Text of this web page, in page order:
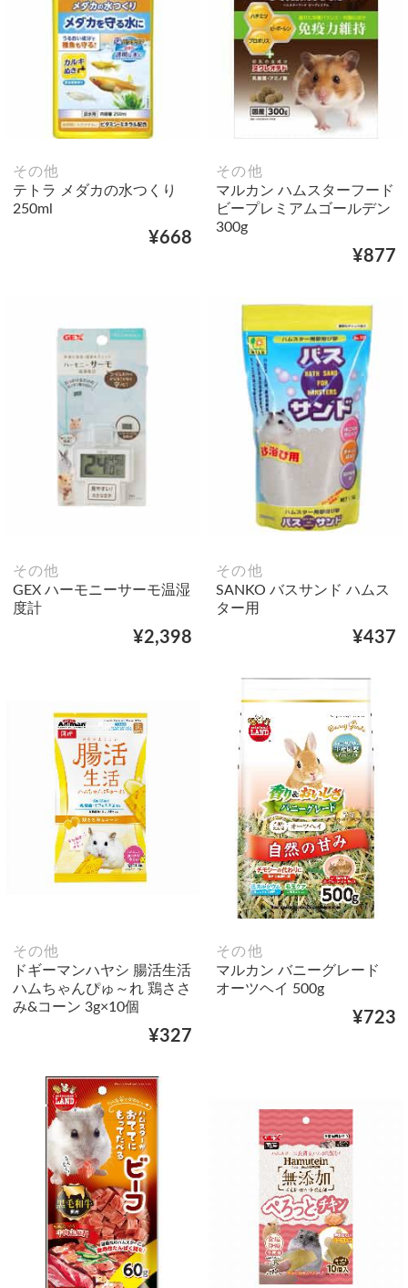
その他
テトラ メダカの水つくり
250ml
¥668
その他
マルカン ハムスターフード
ビープレミアムゴールデン
300g
¥877
その他
GEX ハーモニーサーモ温湿
度計
¥2,398
その他
SANKO バスサンド ハムス
ター用
¥437
その他
ドギーマンハヤシ 腸活生活
ハムちゃんぴゅ～れ 鶏ささ
み&コーン 3g×10個
¥327
その他
マルカン バニーグレード
オーツヘイ 500g
¥723